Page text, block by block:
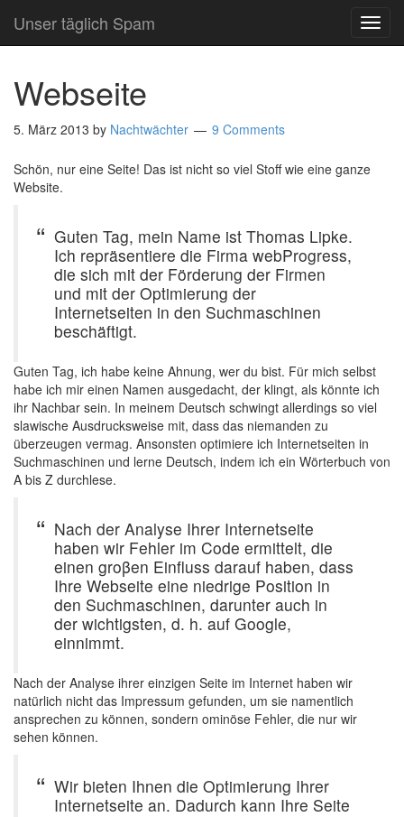
Unser täglich Spam
Webseite
5. März 2013 by Nachtwächter 9 Comments
Schön, nur eine Seite! Das ist nicht so viel Stoff wie eine ganze
Website.
Guten Tag, mein Name ist Thomas Lipke.
Ich repräsentiere die Firma webProgress,
die sich mit der Förderung der Firmen
und mit der Optimierung der
Internetseiten in den Suchmaschinen
beschäftigt.
Guten Tag, ich habe keine Ahnung, wer du bist. Für mich selbst
habe ich mir einen Namen ausgedacht, der klingt, als könnte ich
ihr Nachbar sein. In meinem Deutsch schwingt allerdings so viel
slawische Ausdrucksweise mit, dass das niemanden zu
überzeugen vermag. Ansonsten optimiere ich Internetseiten in
Suchmaschinen und lerne Deutsch, indem ich ein Wörterbuch von
A bis Z durchlese.
Nach der Analyse Ihrer Internetseite
haben wir Fehler im Code ermittelt, die
einen groβen Einfluss darauf haben, dass
Ihre Webseite eine niedrige Position in
den Suchmaschinen, darunter auch in
der wichtigsten, d. h. auf Google,
einnimmt.
Nach der Analyse ihrer einzigen Seite im Internet haben wir
natürlich nicht das Impressum gefunden, um sie namentlich
ansprechen zu können, sondern ominöse Fehler, die nur wir
sehen können.
Wir bieten Ihnen die Optimierung Ihrer
Internetseite an. Dadurch kann Ihre Seite